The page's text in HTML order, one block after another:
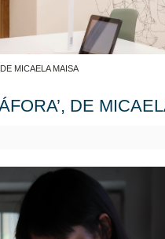
MICAELA MAISA
DE